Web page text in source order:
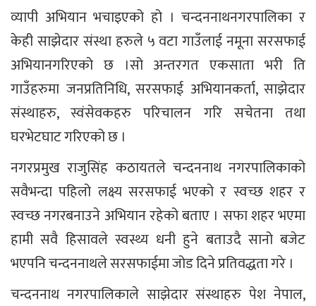
व्यापी अभियान भचाइएको हो । चन्दननाथनगरपालिका र
केही साझेदार संस्था हरुले ५ वटा गाउँलाई नमूना सरसफाई
अभियानगरिएको छ ।सो अन्तरगत एकसाता भरी ति
गाउँहरुमा जनप्रतिनिधि, सरसफाई अभियानकर्ता, साझेदार
संस्थाहरु, स्वंसेवकहरु परिचालन गरि सचेतना तथा
घरभेटघाट गरिएको छ ।
नगरप्रमुख राजुसिंह कठायतले चन्दननाथ नगरपालिकाको
सवैभन्दा पहिलो लक्ष्य सरसफाई भएको र स्वच्छ शहर र
स्वच्छ नगरबनाउने अभियान रहेको बताए । सफा शहर भएमा
हामी सवै हिसावले स्वस्थ्य धनी हुने बताउदै सानो बजेट
भएपनि चन्दननाथले सरसफाईमा जोड दिने प्रतिवद्धता गरे ।
चन्दननाथ नगरपालिकाले साझेदार संस्थाहरु पेश नेपाल,